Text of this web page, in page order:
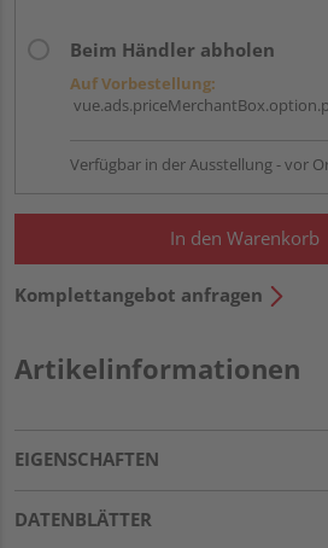
Beim Händler abholen
Auf Vorbestellung:
Verfügbar in der Ausstellung - vor
In den Warenkorb
Komplettangebot anfragen
Artikelinformationen
EIGENSCHAFTEN
DATENBLÄTTER